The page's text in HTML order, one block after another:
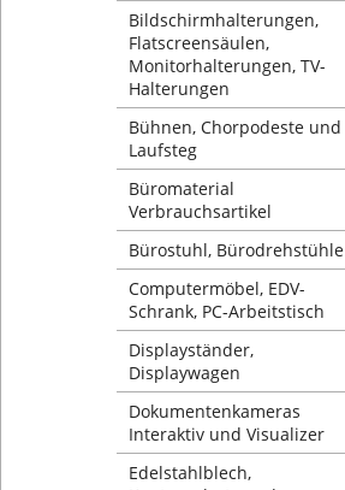
Bildschirmhalterungen,
Flatscreensäulen,
Monitorhalterungen, TV-
Halterungen
Bühnen, Chorpodeste und
Laufsteg
Büromaterial
Verbrauchsartikel
Bürostuhl, Bürodrehstühle
Computermöbel, EDV-
Schrank, PC-Arbeitstisch
Displayständer,
Displaywagen
Dokumentenkameras
Interaktiv und Visualizer
Edelstahlblech,